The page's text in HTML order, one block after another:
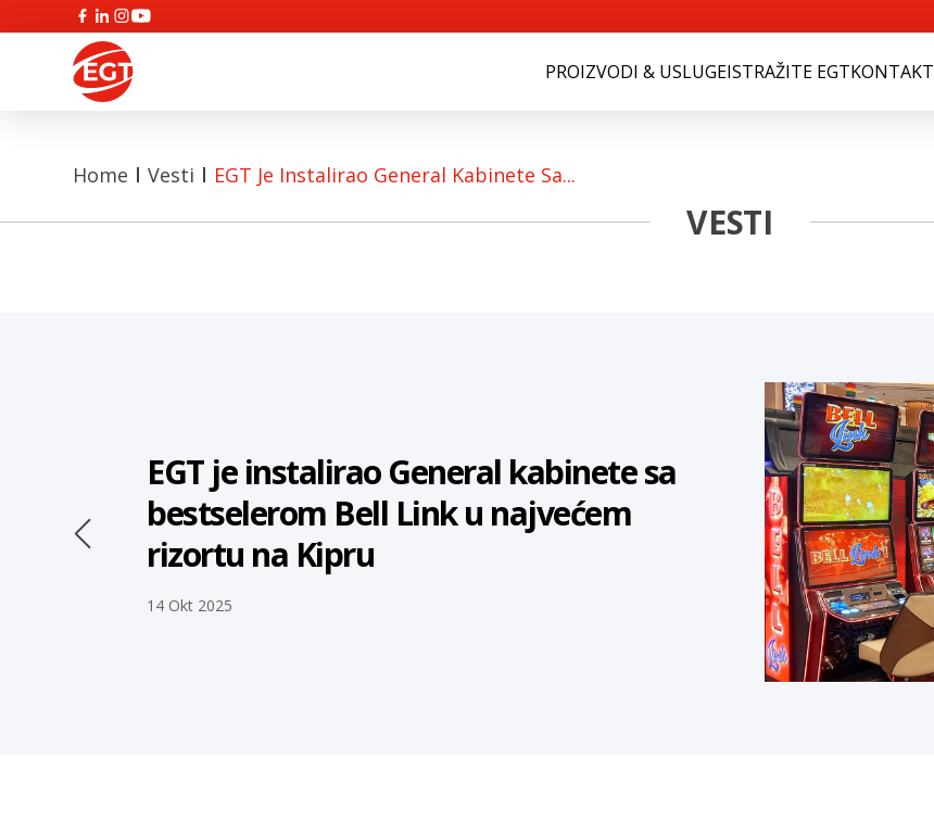
PROIZVODI & USLUGEISTRAŽITE EGTKONTAKT
Home Vesti EGT Je Instalirao General Kabinete Sa...
VESTI
EGT je instalirao General kabinete sa
bestselerom Bell Link u najvećem
rizortu na Kipru
14 Okt 2025